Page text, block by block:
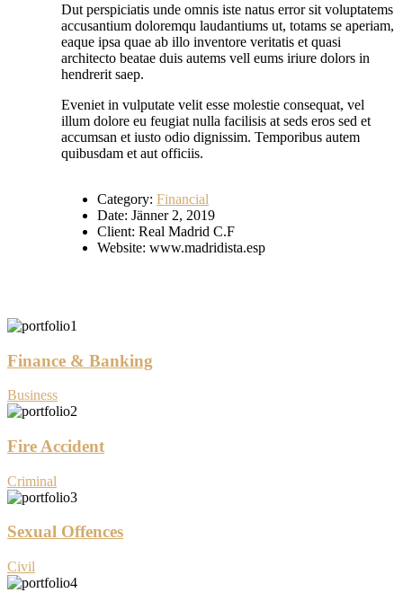
Dut perspiciatis unde omnis iste natus error sit voluptatems
accusantium doloremqu laudantiums ut, totams se aperiam,
eaque ipsa quae ab illo inventore veritatis et quasi
architecto beatae duis autems vell eums iriure dolors in
hendrerit saep.
Eveniet in vulputate velit esse molestie consequat, vel
illum dolore eu feugiat nulla facilisis at seds eros sed et
accumsan et iusto odio dignissim. Temporibus autem
quibusdam et aut officiis.
Category: Financial
Date: Jänner 2, 2019
Client: Real Madrid C.F
Website: www.madridista.esp
Finance & Banking
Business
Fire Accident
Criminal
Sexual Offences
Civil